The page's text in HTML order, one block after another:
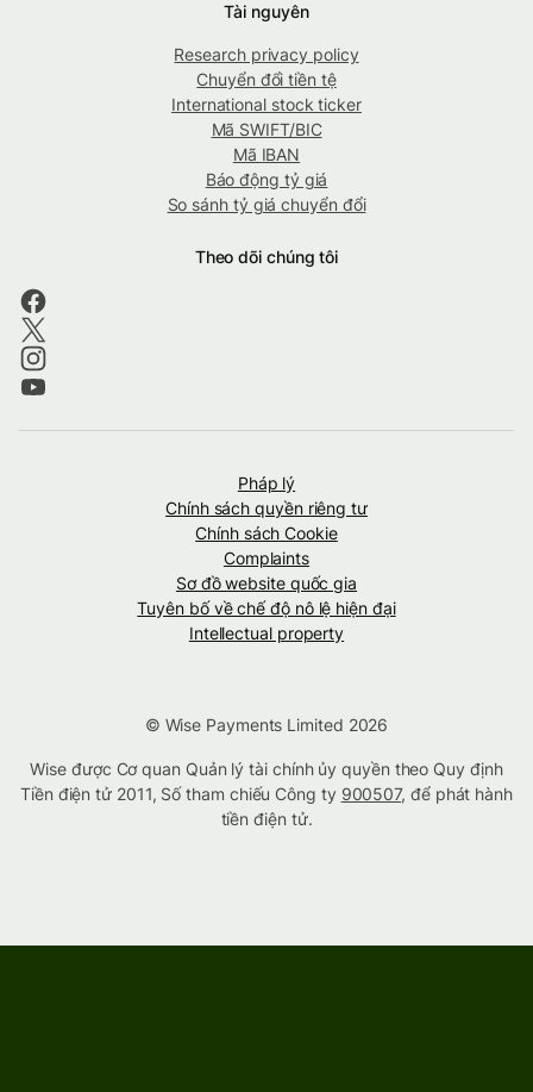
Tài nguyên
Research privacy policy
Chuyển đổi tiền tệ
International stock ticker
Mã SWIFT/BIC
Mã IBAN
Báo động tỷ giá
So sánh tỷ giá chuyển đổi
Theo dõi chúng tôi
Pháp lý
Chính sách quyền riêng tư
Chính sách Cookie
Complaints
Sơ đồ website quốc gia
Tuyên bố về chế độ nô lệ hiện đại
Intellectual property
© Wise Payments Limited 2026
Wise được Cơ quan Quản lý tài chính ủy quyền theo Quy định
Tiền điện tử 2011, Số tham chiếu Công ty 900507, để phát hành
tiền điện tử.